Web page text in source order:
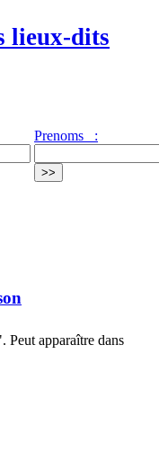
lieux-dits
Prenoms :
apparaître dans